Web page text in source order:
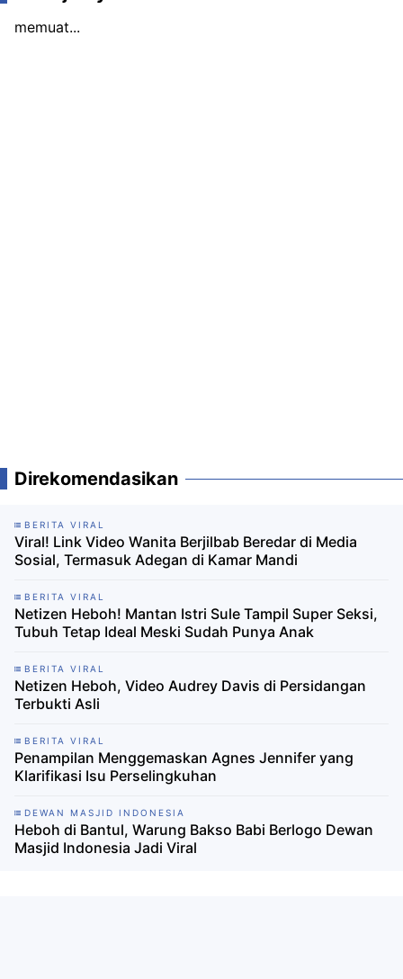
memuat...
Direkomendasikan
BERITA VIRAL
Viral! Link Video Wanita Berjilbab Beredar di Media
Sosial, Termasuk Adegan di Kamar Mandi
BERITA VIRAL
Netizen Heboh! Mantan Istri Sule Tampil Super Seksi,
Tubuh Tetap Ideal Meski Sudah Punya Anak
BERITA VIRAL
Netizen Heboh, Video Audrey Davis di Persidangan
Terbukti Asli
BERITA VIRAL
Penampilan Menggemaskan Agnes Jennifer yang
Klarifikasi Isu Perselingkuhan
DEWAN MASJID INDONESIA
Heboh di Bantul, Warung Bakso Babi Berlogo Dewan
Masjid Indonesia Jadi Viral